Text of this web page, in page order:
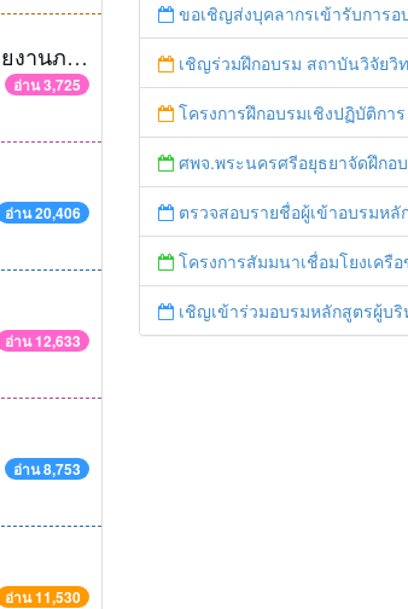
เอกสารการประชุมชี้แจงการประเมินคุณธรรมและความโปร่งใส่ในการดำเนินงานของหน่วยงานภาครัฐ ประจำปี ๒๕๕๘
อ่าน 3,725
อ่าน 20,406
อ่าน 12,633
อ่าน 8,753
อ่าน 11,530
ขอเชิญส่งบุคลากรเข้ารับการอ
เชิญร่วมฝึกอบรม สถาบันวิจัยวิท
โครงการฝึกอบรมเชิงปฏิบัติการ "การพัฒนานโยบายและก
ศพจ.พระนครศรีอยุธยาจัดฝึกอบรมให้กับแรงงา
ตรวจสอบรายชื่อผู้เข้าอบรมหลักสูตรเทคนิคการประชาสัมพันธ์ข่าวสา
โครงการสัมมนาเชื่อมโยงเครือข่ายการผลิต การตลาดสิ
เชิญเข้าร่วมอบรมหลักสูตรผู้บริหารระดับสูงรุ่นที่ 1(การบ